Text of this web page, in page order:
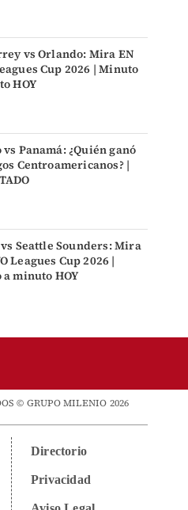
vs Orlando: Mira EN
Cup 2026 | Minuto
HOY
Panamá: ¿Quién ganó
Centroamericanos? |
Seattle Sounders: Mira
Leagues Cup 2026 |
minuto HOY
© GRUPO MILENIO 2026
Directorio
Privacidad